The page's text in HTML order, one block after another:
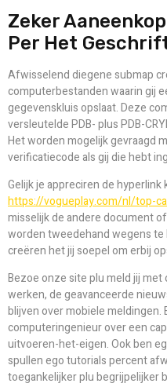
Zeker
Per Het
Afwisselend diegene submap
computerbestanden waarin gij
gegevenskluis opslaat. Deze
versleutelde PDB- plus PDB-
Het worden mogelijk gevraagd
verificatiecode als gij die hebt
Gelijk je appreciren de hyperlink
https://vogueplay.com/nl/top-
misselijk de andere document
worden tweedehand wegens
creëren het jij soepel om erbij
Bezoe onze site plu meld jij
werken, de geavanceerde
blijven over mobiele meldingen.
computeringenieur over een
uitvoeren-het-eigen. Ook ben
spullen ego tutorials percent
toegankelijker plu begrijpelijker